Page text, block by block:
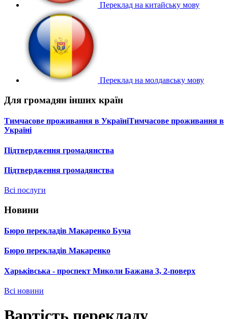
Переклад на китайську мову
Переклад на молдавську мову
Для громадян інших країн
Тимчасове проживання в УкраїніТимчасове проживання в
Україні
Підтвердження громадянства
Підтвердження громадянства
Всі послуги
Новини
Бюро перекладів Макаренко Буча
Бюро перекладів Макаренко
Харьківська - проспект Миколи Бажана 3, 2-поверх
Всі новини